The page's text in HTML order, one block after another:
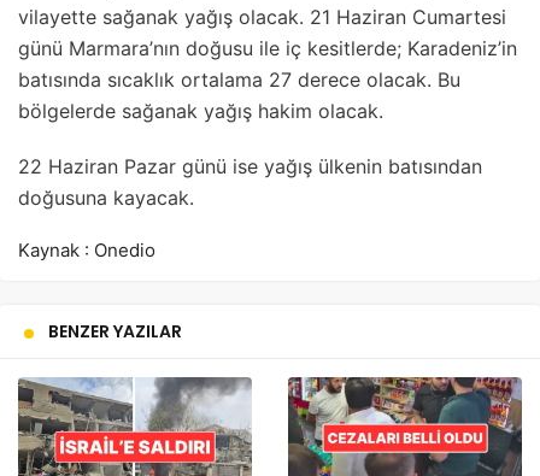
vilayette sağanak yağış olacak. 21 Haziran Cumartesi
günü Marmara’nın doğusu ile iç kesitlerde; Karadeniz’in
batısında sıcaklık ortalama 27 derece olacak. Bu
bölgelerde sağanak yağış hakim olacak.
22 Haziran Pazar günü ise yağış ülkenin batısından
doğusuna kayacak.
Kaynak : Onedio
BENZER YAZILAR